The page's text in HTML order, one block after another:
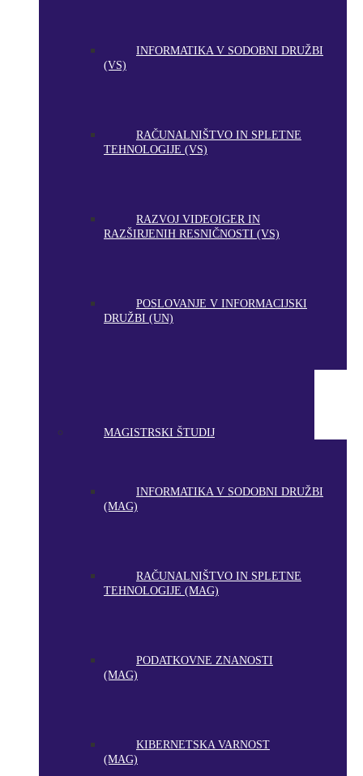
INFORMATIKA V SODOBNI DRUŽBI
(VS)
RAČUNALNIŠTVO IN SPLETNE
TEHNOLOGIJE (VS)
RAZVOJ VIDEOIGER IN
RAZŠIRJENIH RESNIČNOSTI (VS)
POSLOVANJE V INFORMACIJSKI
DRUŽBI (UN)
MAGISTRSKI ŠTUDIJ
INFORMATIKA V SODOBNI DRUŽBI
(MAG)
RAČUNALNIŠTVO IN SPLETNE
TEHNOLOGIJE (MAG)
PODATKOVNE ZNANOSTI
(MAG)
KIBERNETSKA VARNOST
(MAG)